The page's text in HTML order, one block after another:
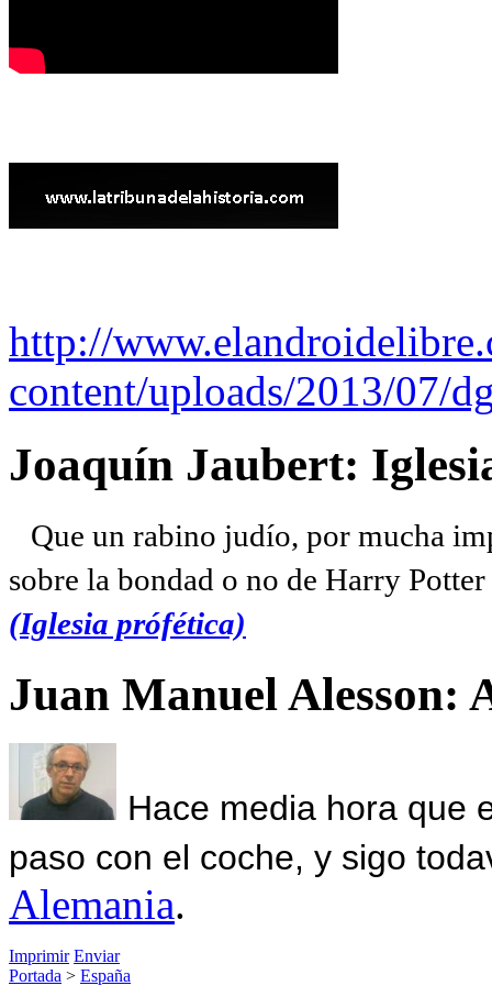
http://
content/uploads/2013/07/
Joaquín Jaubert:
Que un rabino judío, por mucha
sobre la bondad o no de Harry
(Iglesia prófética)
Juan Manuel Alesson:
Hace media hora que
paso con el coche, y sigo
Alemania.
Imprimir Enviar
Portada > España